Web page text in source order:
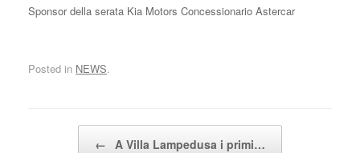
Sponsor della serata Kia Motors Concessionario Astercar
Posted in NEWS.
← A Villa Lampedusa i primi…